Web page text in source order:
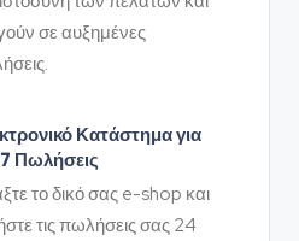
σε αυξημένες
Κατάστημα για
Πωλήσεις
το δικό σας e-shop και
τις πωλήσεις σας 24